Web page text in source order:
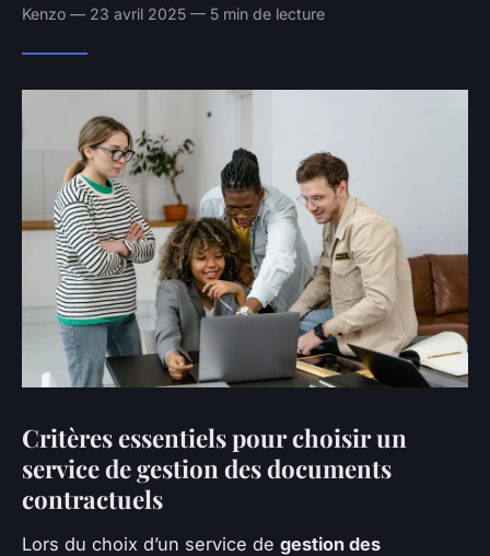
Kenzo — 23 avril 2025 — 5 min de lecture
Critères essentiels pour choisir un
service de gestion des documents
contractuels
Lors du choix d’un service de gestion des